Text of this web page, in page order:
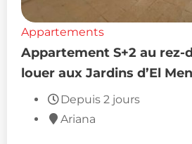
Appartements
Appartement S+2 au rez-
louer aux Jardins d’El
Depuis 2 jours
Ariana